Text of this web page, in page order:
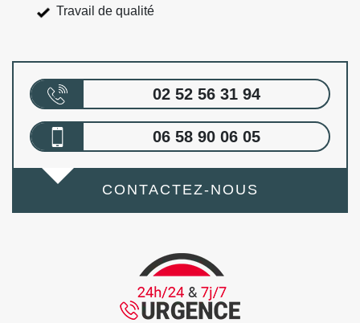
Travail de qualité
02 52 56 31 94
06 58 90 06 05
CONTACTEZ-NOUS